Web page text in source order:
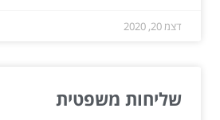
דצמ 20, 2020
שליחות משפטית